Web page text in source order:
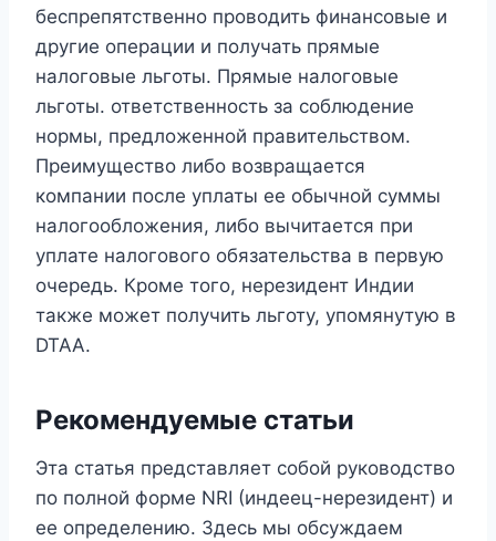
беспрепятственно проводить финансовые и
другие операции и получать прямые
налоговые льготы. Прямые налоговые
льготы. ответственность за соблюдение
нормы, предложенной правительством.
Преимущество либо возвращается
компании после уплаты ее обычной суммы
налогообложения, либо вычитается при
уплате налогового обязательства в первую
очередь. Кроме того, нерезидент Индии
также может получить льготу, упомянутую в
DTAA.
Рекомендуемые статьи
Эта статья представляет собой руководство
по полной форме NRI (индеец-нерезидент) и
ее определению. Здесь мы обсуждаем